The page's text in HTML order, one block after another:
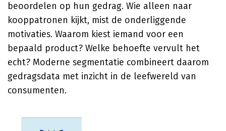
beoordelen op hun gedrag. Wie alleen naar
kooppatronen kijkt, mist de onderliggende
motivaties. Waarom kiest iemand voor een
bepaald product? Welke behoefte vervult het
echt? Moderne segmentatie combineert daarom
gedragsdata met inzicht in de leefwereld van
consumenten.